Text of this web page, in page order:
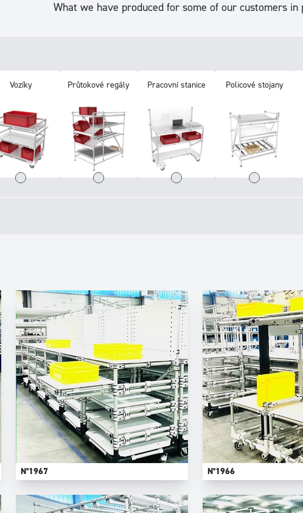
What we have produced for some of our customers in
Vozíky Průtokové regály Pracovní stanice Policové stojany
N°1967 N°1966